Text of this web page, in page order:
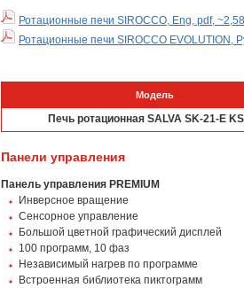
Ротационные печи SIROCCO, Eng, pdf,
Ротационные печи SIROCCO EVOLUTION,
Модель
Печь ротационная SALVA SK-21-E
Панели управления
Панель управления PREMIUM
Инверсное вращение
Сенсорное управление
Большой цветной графический дисплей
100 программ, 10 фаз
Независимый нагрев по программе
Встроенная библиотека пиктограмм